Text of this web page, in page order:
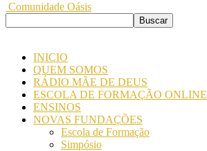
Comunidade Oásis
INICIO
QUEM SOMOS
RÁDIO MÃE DE DEUS
ESCOLA DE FORMAÇÃO ONLINE
ENSINOS
NOVAS FUNDAÇÕES
Escola de Formação
Simpósio